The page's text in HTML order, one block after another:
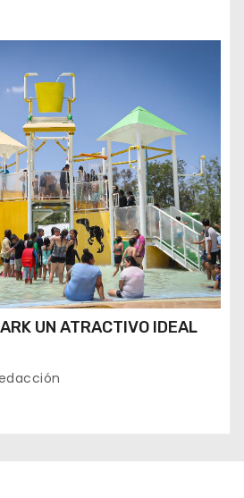
UN ATRACTIVO IDEAL